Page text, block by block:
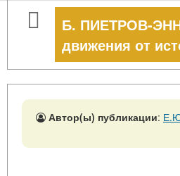
Б. ПИЕТРОВ-
движения от
Автор(ы) публикации: